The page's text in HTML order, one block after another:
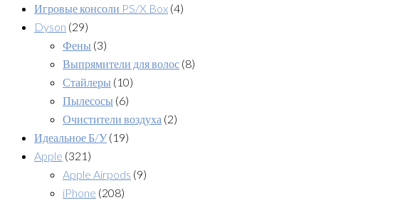
Игровые консоли PS/X Box (4)
Dyson (29)
Фены (3)
Выпрямители для волос (8)
Стайлеры (10)
Пылесосы (6)
Очистители воздуха (2)
Идеальное Б/У (19)
Apple (321)
Apple Airpods (9)
iPhone (208)